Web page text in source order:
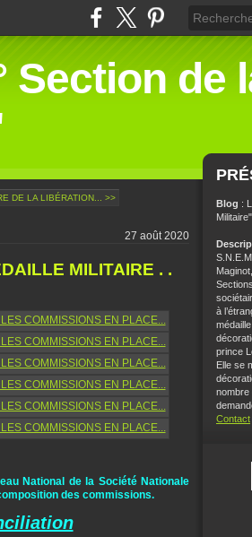
Section de
DE LA LIBÉRATION... >>
27 août 2020
MILITAIRE . .
National de la Société Nationale
des commissions.
Blog :
Militaire"
à
prince
Elle se
nombre
Contact